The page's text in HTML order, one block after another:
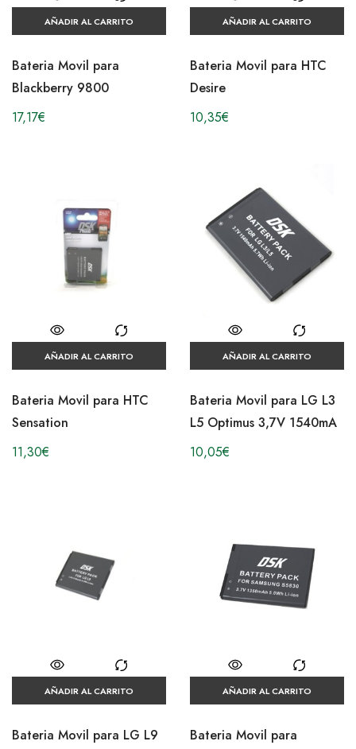
AÑADIR AL CARRITO
Bateria Movil para
Blackberry 9800
17,17€
AÑADIR AL CARRITO
Bateria Movil para HTC
Desire
10,35€
AÑADIR AL CARRITO
Bateria Movil para HTC
Sensation
11,30€
AÑADIR AL CARRITO
Bateria Movil para LG L3
L5 Optimus 3,7V 1540mA
10,05€
AÑADIR AL CARRITO
Bateria Movil para LG L9
AÑADIR AL CARRITO
Bateria Movil para